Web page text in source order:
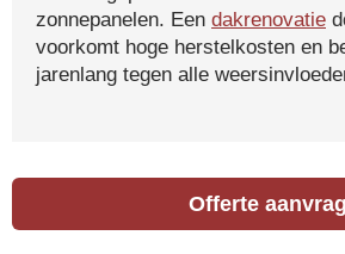
zonnepanelen. Een dakrenovatie
voorkomt hoge herstelkosten en
jarenlang tegen alle
Offerte